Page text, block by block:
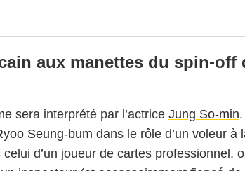
aux manettes du spin-off
sera interprété par l’actrice Jung So-min
Seung-bum dans le rôle d’un voleur à
celui d’un joueur de cartes professionnel,